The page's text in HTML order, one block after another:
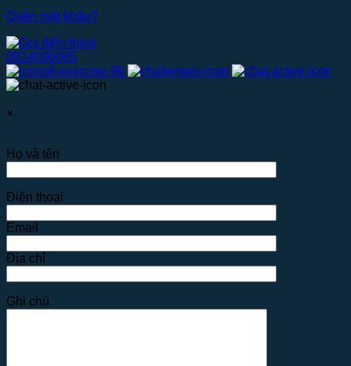
Quên mật khẩu?
0914000065
×
Họ và tên
Điện thoại
Email
Địa chỉ
Ghi chú